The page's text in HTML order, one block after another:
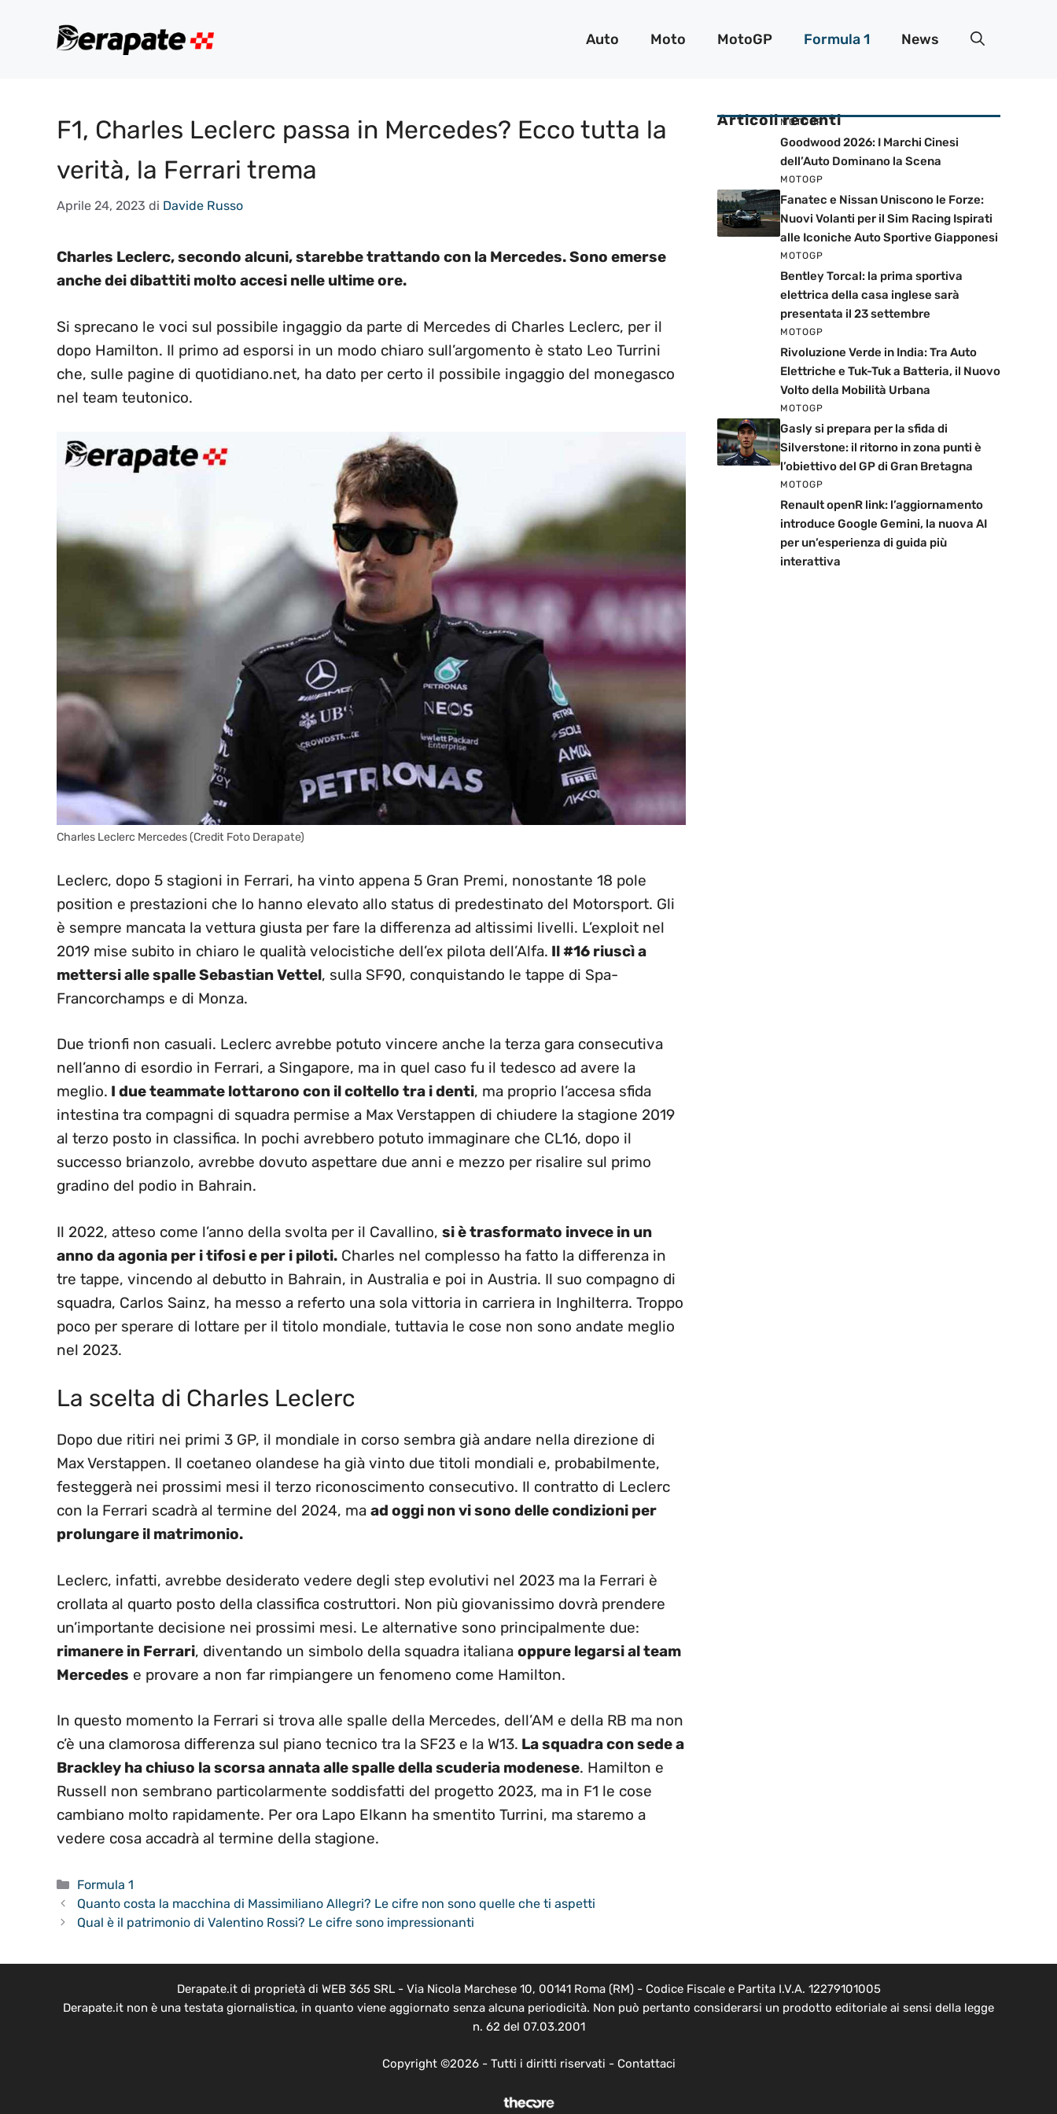
Auto Moto MotoGP Formula 1 News
F1, Charles Leclerc passa in Mercedes? Ecco tutta la
verità, la Ferrari trema
Aprile 24, 2023 di Davide Russo
Charles Leclerc, secondo alcuni, starebbe trattando con la Mercedes. Sono emerse
anche dei dibattiti molto accesi nelle ultime ore.
Si sprecano le voci sul possibile ingaggio da parte di Mercedes di Charles Leclerc, per il
dopo Hamilton. Il primo ad esporsi in un modo chiaro sull’argomento è stato Leo Turrini
che, sulle pagine di quotidiano.net, ha dato per certo il possibile ingaggio del monegasco
nel team teutonico.
Charles Leclerc Mercedes (Credit Foto Derapate)
Leclerc, dopo 5 stagioni in Ferrari, ha vinto appena 5 Gran Premi, nonostante 18 pole
position e prestazioni che lo hanno elevato allo status di predestinato del Motorsport. Gli
è sempre mancata la vettura giusta per fare la differenza ad altissimi livelli. L’exploit nel
2019 mise subito in chiaro le qualità velocistiche dell’ex pilota dell’Alfa. Il #16 riuscì a
mettersi alle spalle Sebastian Vettel, sulla SF90, conquistando le tappe di Spa-
Francorchamps e di Monza.
Due trionfi non casuali. Leclerc avrebbe potuto vincere anche la terza gara consecutiva
nell’anno di esordio in Ferrari, a Singapore, ma in quel caso fu il tedesco ad avere la
meglio. I due teammate lottarono con il coltello tra i denti, ma proprio l’accesa sfida
intestina tra compagni di squadra permise a Max Verstappen di chiudere la stagione 2019
al terzo posto in classifica. In pochi avrebbero potuto immaginare che CL16, dopo il
successo brianzolo, avrebbe dovuto aspettare due anni e mezzo per risalire sul primo
gradino del podio in Bahrain.
Il 2022, atteso come l’anno della svolta per il Cavallino, si è trasformato invece in un
anno da agonia per i tifosi e per i piloti. Charles nel complesso ha fatto la differenza in
tre tappe, vincendo al debutto in Bahrain, in Australia e poi in Austria. Il suo compagno di
squadra, Carlos Sainz, ha messo a referto una sola vittoria in carriera in Inghilterra. Troppo
poco per sperare di lottare per il titolo mondiale, tuttavia le cose non sono andate meglio
nel 2023.
La scelta di Charles Leclerc
Dopo due ritiri nei primi 3 GP, il mondiale in corso sembra già andare nella direzione di
Max Verstappen. Il coetaneo olandese ha già vinto due titoli mondiali e, probabilmente,
festeggerà nei prossimi mesi il terzo riconoscimento consecutivo. Il contratto di Leclerc
con la Ferrari scadrà al termine del 2024, ma ad oggi non vi sono delle condizioni per
prolungare il matrimonio.
Leclerc, infatti, avrebbe desiderato vedere degli step evolutivi nel 2023 ma la Ferrari è
crollata al quarto posto della classifica costruttori. Non più giovanissimo dovrà prendere
un’importante decisione nei prossimi mesi. Le alternative sono principalmente due:
rimanere in Ferrari, diventando un simbolo della squadra italiana oppure legarsi al team
Mercedes e provare a non far rimpiangere un fenomeno come Hamilton.
In questo momento la Ferrari si trova alle spalle della Mercedes, dell’AM e della RB ma non
c’è una clamorosa differenza sul piano tecnico tra la SF23 e la W13. La squadra con sede a
Brackley ha chiuso la scorsa annata alle spalle della scuderia modenese. Hamilton e
Russell non sembrano particolarmente soddisfatti del progetto 2023, ma in F1 le cose
cambiano molto rapidamente. Per ora Lapo Elkann ha smentito Turrini, ma staremo a
vedere cosa accadrà al termine della stagione.
Categorie
Formula 1
Quanto costa la macchina di Massimiliano Allegri? Le cifre non sono quelle che ti aspetti
Qual è il patrimonio di Valentino Rossi? Le cifre sono impressionanti
Articoli recenti
MOTOGP
Goodwood 2026: I Marchi Cinesi
dell’Auto Dominano la Scena
MOTOGP
Fanatec e Nissan Uniscono le Forze:
Nuovi Volanti per il Sim Racing Ispirati
alle Iconiche Auto Sportive Giapponesi
MOTOGP
Bentley Torcal: la prima sportiva
elettrica della casa inglese sarà
presentata il 23 settembre
MOTOGP
Rivoluzione Verde in India: Tra Auto
Elettriche e Tuk-Tuk a Batteria, il Nuovo
Volto della Mobilità Urbana
MOTOGP
Gasly si prepara per la sfida di
Silverstone: il ritorno in zona punti è
l’obiettivo del GP di Gran Bretagna
MOTOGP
Renault openR link: l’aggiornamento
introduce Google Gemini, la nuova AI
per un’esperienza di guida più
interattiva
Derapate.it di proprietà di WEB 365 SRL - Via Nicola Marchese 10, 00141 Roma (RM) - Codice Fiscale e Partita I.V.A. 12279101005
Derapate.it non è una testata giornalistica, in quanto viene aggiornato senza alcuna periodicità. Non può pertanto considerarsi un prodotto editoriale ai sensi della legge
n. 62 del 07.03.2001
Copyright ©2026 - Tutti i diritti riservati - Contattaci